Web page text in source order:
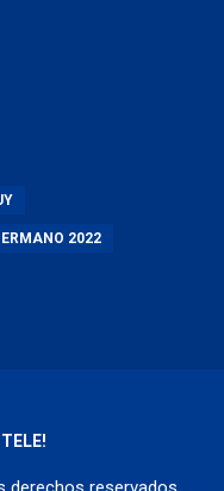
2022
TELE!